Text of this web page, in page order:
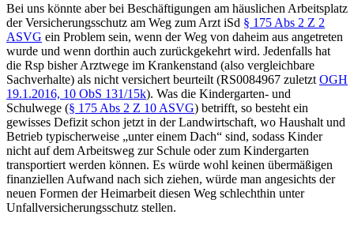
Bei uns könnte aber bei Beschäftigungen am häuslichen Arbeitsplatz
der Versicherungsschutz am Weg zum Arzt iSd § 175 Abs 2 Z 2
ASVG ein Problem sein, wenn der Weg von daheim aus angetreten
wurde und wenn dorthin auch zurückgekehrt wird. Jedenfalls hat
die Rsp bisher Arztwege im Krankenstand (also vergleichbare
Sachverhalte) als nicht versichert beurteilt (RS0084967 zuletzt OGH
19.1.2016, 10 ObS 131/15k). Was die Kindergarten- und
Schulwege (§ 175 Abs 2 Z 10 ASVG) betrifft, so besteht ein
gewisses Defizit schon jetzt in der Landwirtschaft, wo Haushalt und
Betrieb typischerweise „unter einem Dach“ sind, sodass Kinder
nicht auf dem Arbeitsweg zur Schule oder zum Kindergarten
transportiert werden können. Es würde wohl keinen übermäßigen
finanziellen Aufwand nach sich ziehen, würde man angesichts der
neuen Formen der Heimarbeit diesen Weg schlechthin unter
Unfallversicherungsschutz stellen.